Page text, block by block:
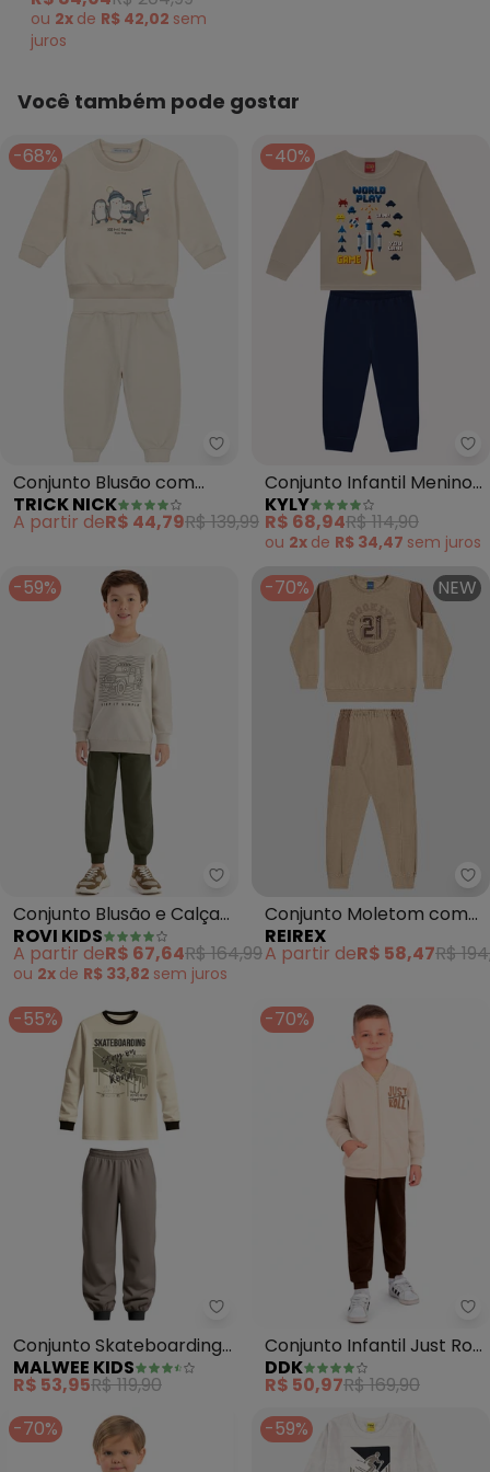
Bege
ou 2x de R$ 42,02 sem
juros
Você também pode gostar
-68%
Trick Nick - Conjunto Blusão
Conjunto Blusão com
Calça Felpado (Bege)
TRICK NICK
A partir deR$ 44,79R$ 139,99
-40%
Conjunto Infantil Menino
Estampa (Bege)
KYLY
R$ 68,94R$ 114,90
ou 2x de R$ 34,47 sem juros
-59%
Rovi Kids - Conjunto Blusão e
Conjunto Blusão e Calça
Moletom Sarjado (Bege)
ROVI KIDS
A partir deR$ 67,64R$ 164,99
ou 2x de R$ 33,82 sem juros
-70% NEW
Conjunto Moletom com
Recortes (Bege)
REIREX
A partir deR$ 58,47R$
-55%
Malwee Kids - Conjunto
Conjunto Skateboarding
em Moletom (Bege)
MALWEE KIDS
R$ 53,95R$ 119,90
-70%
Conjunto Infantil Just Roll
(Bege)
DDK
R$ 50,97R$ 169,90
-70%
-59%